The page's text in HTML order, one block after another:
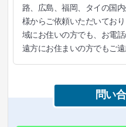
路、広島、福岡、タイの国
様からご依頼いただいてお
域にお住いの方でも、お電
遠方にお住まいの方でもご遠
問い